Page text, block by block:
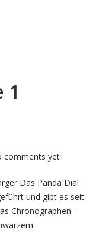
1
comments yet
Das Panda Dial
und gibt es seit
Chronographen-